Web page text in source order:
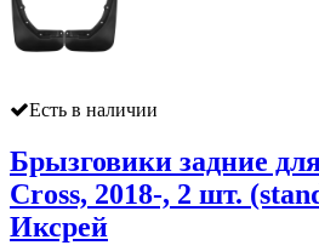
Есть в наличии
Брызговики задние
Cross, 2018-, 2 шт.
Иксрей